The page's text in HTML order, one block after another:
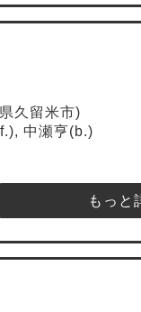
久留米市)
中瀬亨(b.)
もっと